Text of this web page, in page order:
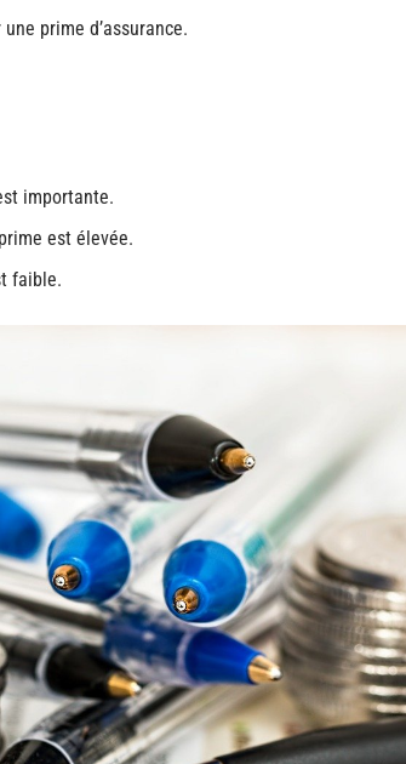
prime d’assurance.
importante.
est élevée.
faible.